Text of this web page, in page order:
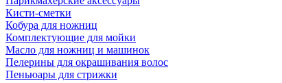
Кисти-сметки
Кобура для ножниц
Комплектующие для мойки
Масло для ножниц и машинок
Пелерины для окрашивания волос
Пеньюары для стрижки